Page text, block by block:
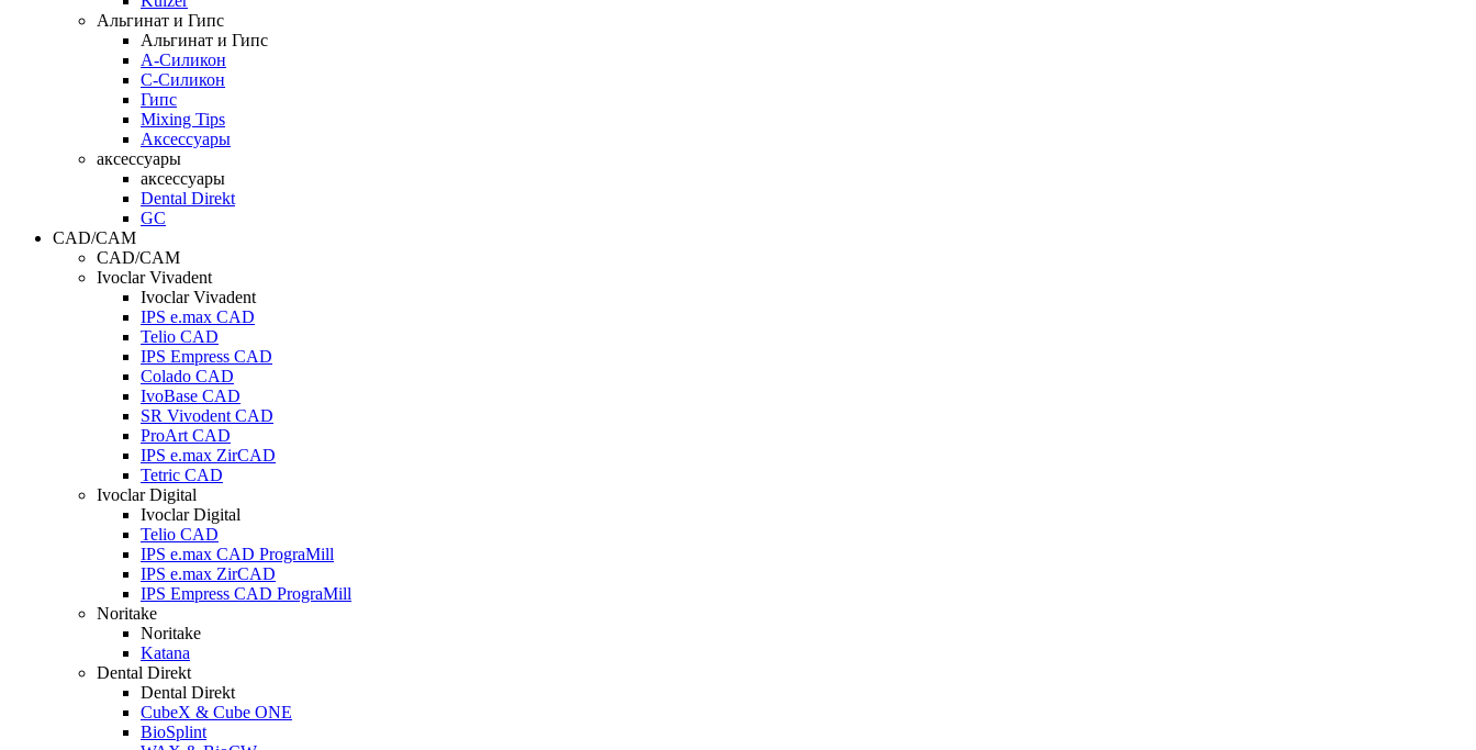
Альгинат и Гипс
Альгинат и Гипс
A-Силикон
C-Силикон
Гипс
Mixing Tips
Аксессуары
аксессуары
аксессуары
Dental Direkt
GC
CAD/CAM
CAD/CAM
Ivoclar Vivadent
Ivoclar Vivadent
IPS e.max CAD
Telio CAD
IPS Empress CAD
Colado CAD
IvoBase CAD
SR Vivodent CAD
ProArt CAD
IPS e.max ZirCAD
Tetric CAD
Ivoclar Digital
Ivoclar Digital
Telio CAD
IPS e.max CAD PrograMill
IPS e.max ZirCAD
IPS Empress CAD PrograMill
Noritake
Noritake
Katana
Dental Direkt
Dental Direkt
CubeX & Cube ONE
BioSplint